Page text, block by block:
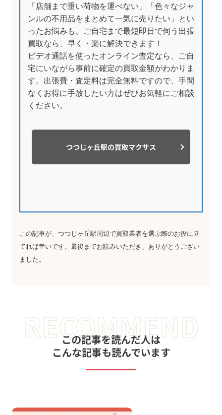
「店舗まで重い荷物を運べない」「色々なジャ
ンルの不用品をまとめて一気に売りたい」とい
ったお悩みも、ご自宅まで最短即日で伺う出張
買取なら、早く・楽に解決できます！
ビデオ通話を使ったオンライン査定なら、ご自
宅にいながら事前に確定の買取金額がわかりま
す。出張費・査定料は完全無料ですので、手間
なくお得に手放したい方はぜひお気軽にご相談
ください。
つつじヶ丘駅の買取マクサス
この記事が、つつじヶ丘駅周辺で買取業者を選ぶ際のお役に立
てれば幸いです。最後までお読みいただき、ありがとうござい
ました。
この記事を読んだ人は
こんな記事も読んでいます
RECOMMEND